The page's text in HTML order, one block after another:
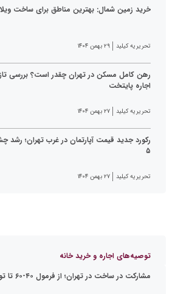
خرید زمین شمال: بهترین مناطق برای ساخت ویلا
تحریریه کیلید ۲۹ بهمن ۱۴۰۴
رهن کامل مسکن در تهران چقدر است؟ بررسی
اجاره پایتخت
تحریریه کیلید ۲۷ بهمن ۱۴۰۴
رکورد جدید قیمت آپارتمان در غرب تهران؛ رشد
۵
تحریریه کیلید ۲۷ بهمن ۱۴۰۴
توصیه‌های اجاره و خرید خانه
مشارکت در ساخت در تهران؛ از فرمول ۴۰-۶۰ تا توافق‌های ۵۰-۵۰